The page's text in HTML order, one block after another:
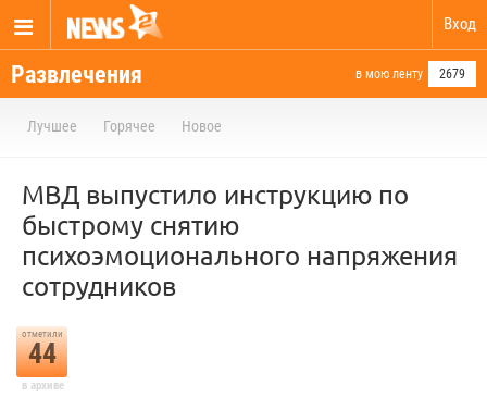
Вход
Развлечения в мою ленту 2679
Лучшее Горячее Новое
МВД выпустило инструкцию по
быстрому снятию
психоэмоционального напряжения
сотрудников
отметили
44
в архиве